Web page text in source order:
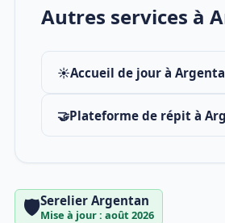
Autres services à
☀️Accueil de jour à
🤝Plateforme de répit à
🛡️Serelier Argentan
Mise à jour : août 2026